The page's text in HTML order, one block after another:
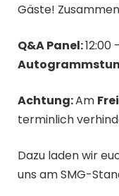
Gäste!
Q&A Panel:12:00
Achtung:Am
terminlich
Dazu laden wir
uns am SMG-